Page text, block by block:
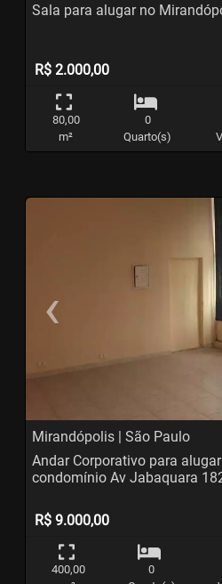
Sala para alugar no
R$ 2.000,00
80,00
m²
0
Quarto(s)
‹
Mirandópolis | São Paulo
Andar Corporativo para
condomínio Av Jabaquara
R$ 9.000,00
400,00
0